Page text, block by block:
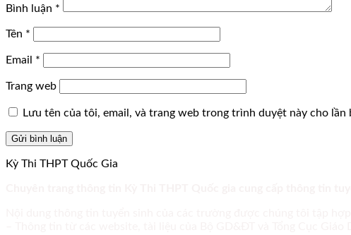
Bình luận *
Tên *
Email *
Trang web
Lưu tên của tôi, email, và trang web trong trình duyệt này cho lần
Kỳ Thi THPT Quốc Gia